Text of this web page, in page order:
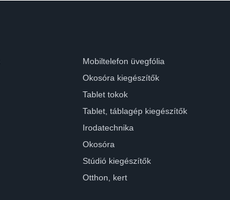
Mobiltelefon üvegfólia
Okosóra kiegészítők
Tablet tokok
Tablet, táblagép kiegészítők
Irodatechnika
Okosóra
Stúdió kiegészítők
Otthon, kert